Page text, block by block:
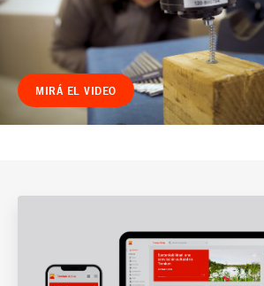
MIRÁ EL VIDEO